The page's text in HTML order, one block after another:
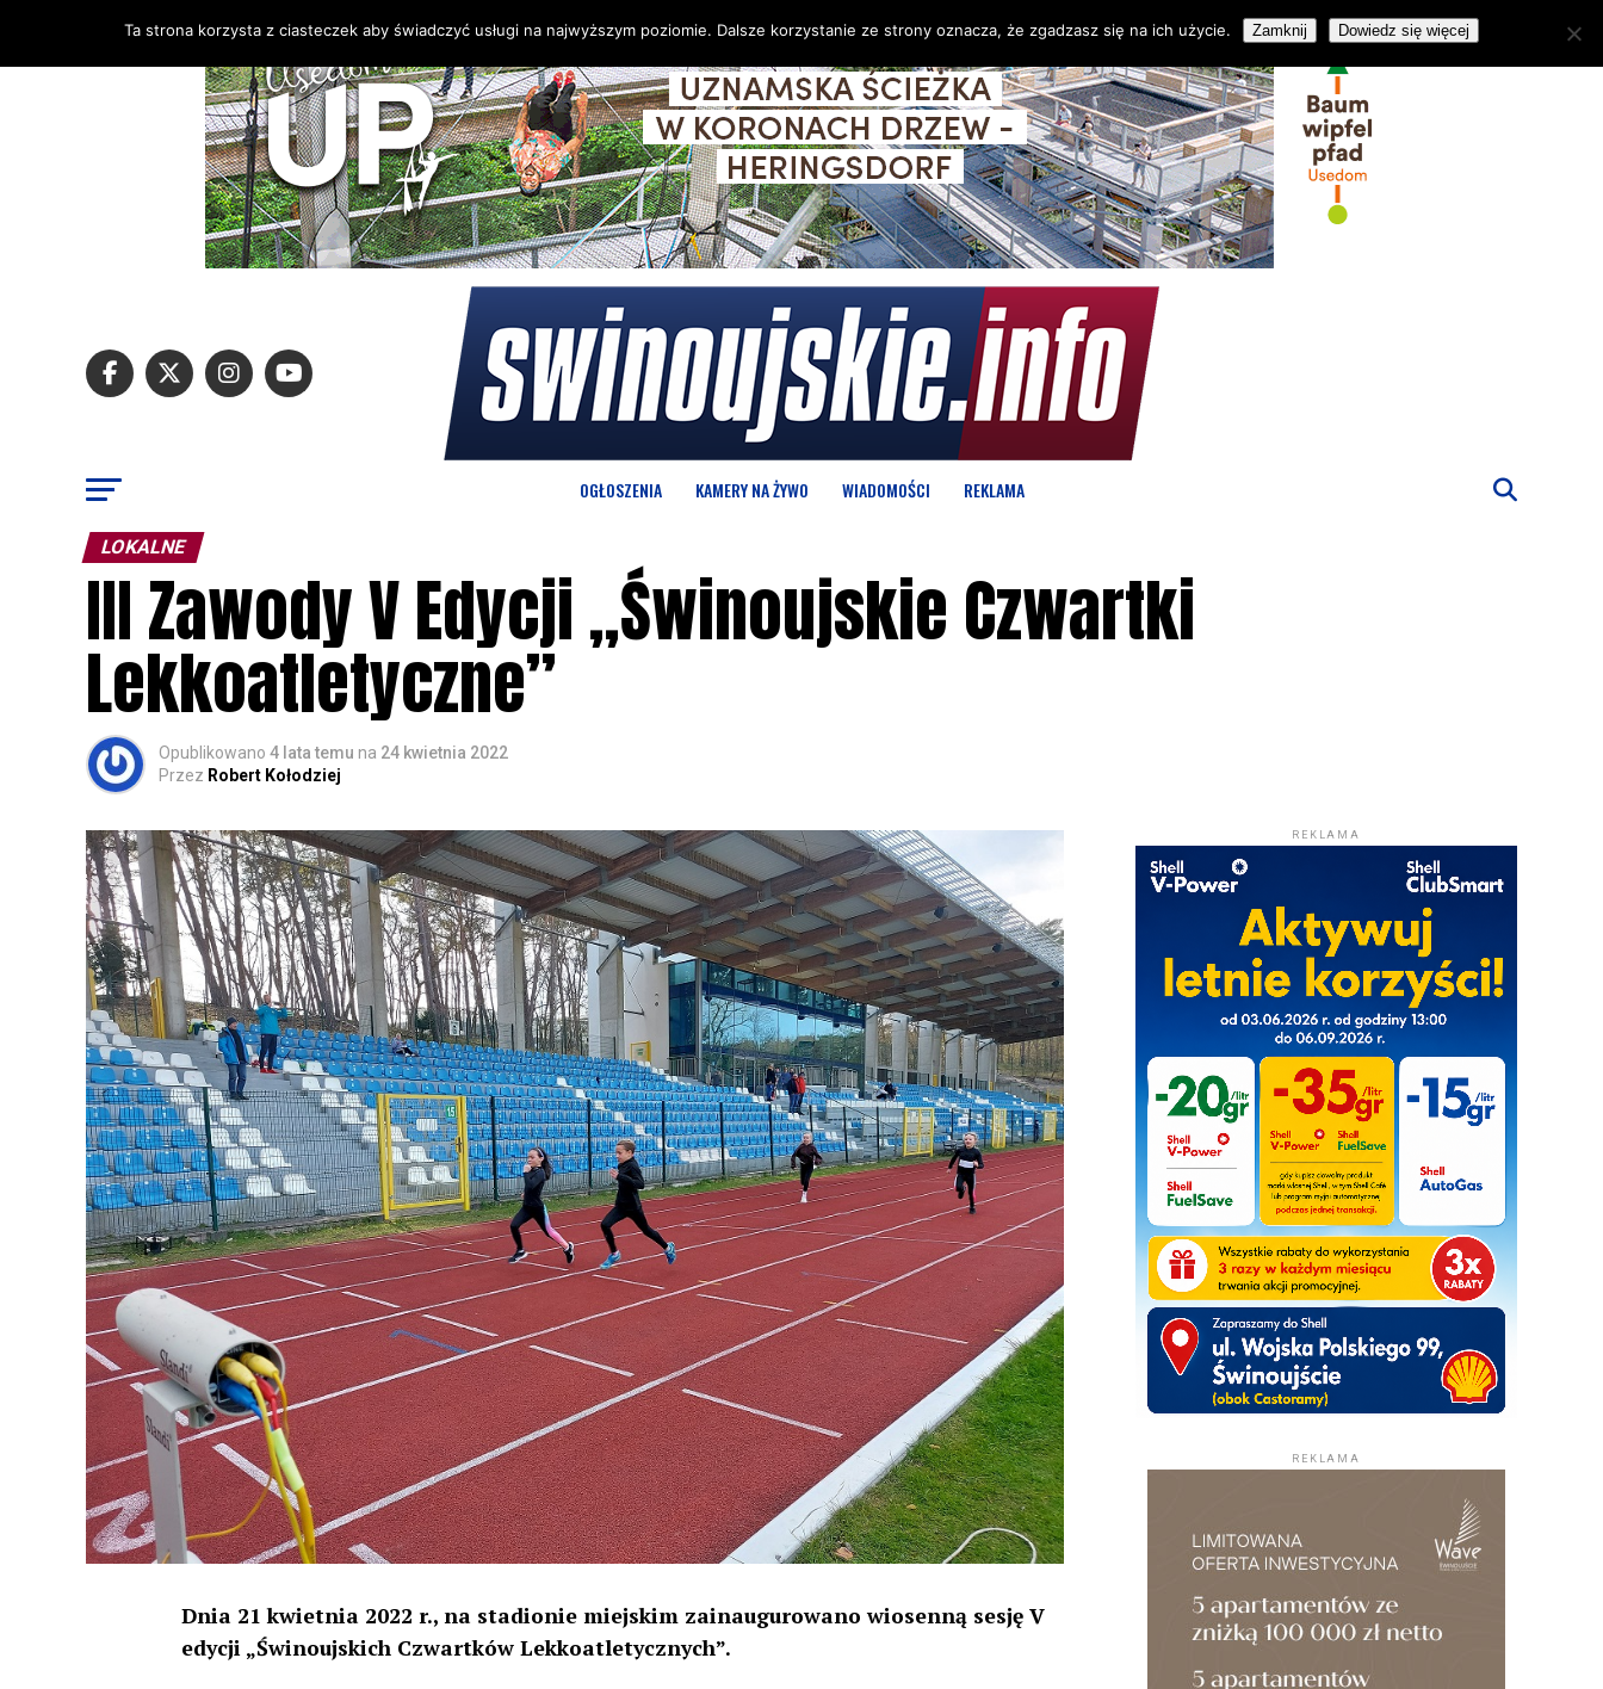
OGŁOSZENIA KAMERY NA ŻYWO WIADOMOŚCI REKLAMA
LOKALNE
III Zawody V Edycji „Świnoujskie Czwartki
Lekkoatletyczne”
Opublikowano 4 lata temu na 24 kwietnia 2022
Przez Robert Kołodziej
Dnia 21 kwietnia 2022 r., na stadionie miejskim zainaugurowano wiosenną sesję V
edycji „Świnoujskich Czwartków Lekkoatletycznych”.
REKLAMA
REKLAMA
Ta strona korzysta z ciasteczek aby świadczyć usługi na najwyższym poziomie. Dalsze korzystanie ze strony oznacza, że zgadzasz się na ich użycie. Zamknij Dowiedz się więcej